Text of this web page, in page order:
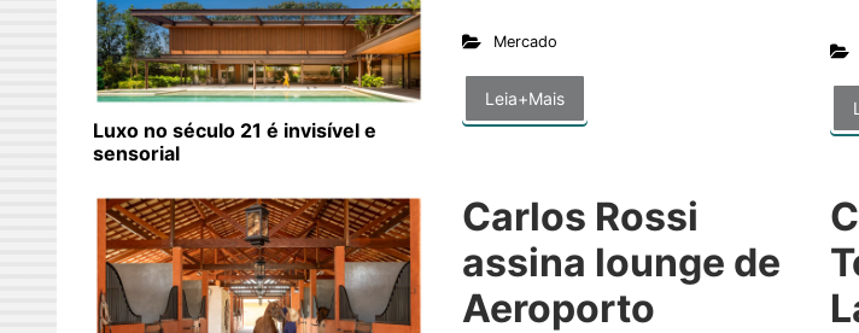
Mercado
Leia+Mais
Carlos Rossi
assina lounge de
Aeroporto
Luxo no século 21 é invisível e
sensorial